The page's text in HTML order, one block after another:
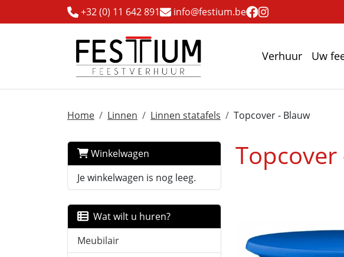
+32 (0) 11 642 891 info@festium.be
Verhuur Uw
Home Linnen Linnen statafels Topcover - Blauw
Winkelwagen
Je winkelwagen is nog leeg.
Wat wilt u huren?
Meubilair